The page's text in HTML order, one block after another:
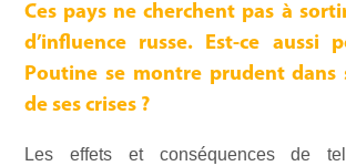
Ces pays ne cherchent pas à
d’influence russe. Est-ce aussi
Poutine se montre prudent dans
de ses crises ?
Les effets et conséquences de